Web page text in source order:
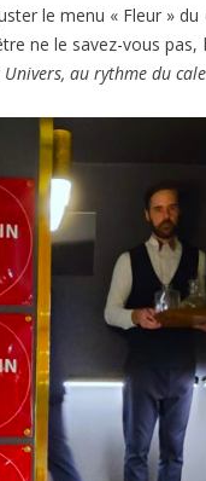
le menu « Fleur »
ne le savez-vous
Univers, au rythme du